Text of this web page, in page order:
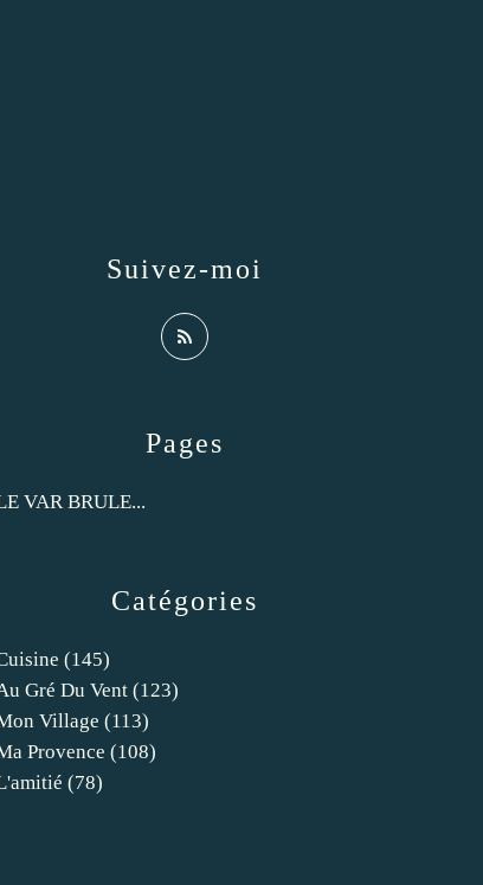
Catégories
(145)
Gré Du Vent (123)
Village (113)
Provence (108)
(78)
Pages
VAR BRULE...
Suivez-moi